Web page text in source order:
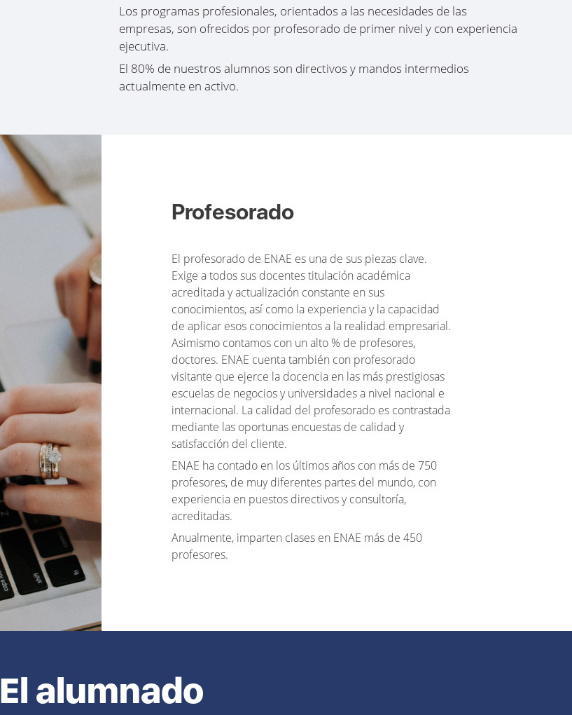
Los programas profesionales, orientados a las necesidades de las
empresas, son ofrecidos por profesorado de primer nivel y con experiencia
ejecutiva.
El 80% de nuestros alumnos son directivos y mandos intermedios
actualmente en activo.
Profesorado
El profesorado de ENAE es una de sus piezas clave.
Exige a todos sus docentes titulación académica
acreditada y actualización constante en sus
conocimientos, así como la experiencia y la capacidad
de aplicar esos conocimientos a la realidad empresarial.
Asimismo contamos con un alto % de profesores,
doctores. ENAE cuenta también con profesorado
visitante que ejerce la docencia en las más prestigiosas
escuelas de negocios y universidades a nivel nacional e
internacional. La calidad del profesorado es contrastada
mediante las oportunas encuestas de calidad y
satisfacción del cliente.
ENAE ha contado en los últimos años con más de 750
profesores, de muy diferentes partes del mundo, con
experiencia en puestos directivos y consultoría,
acreditadas.
Anualmente, imparten clases en ENAE más de 450
profesores.
El alumnado